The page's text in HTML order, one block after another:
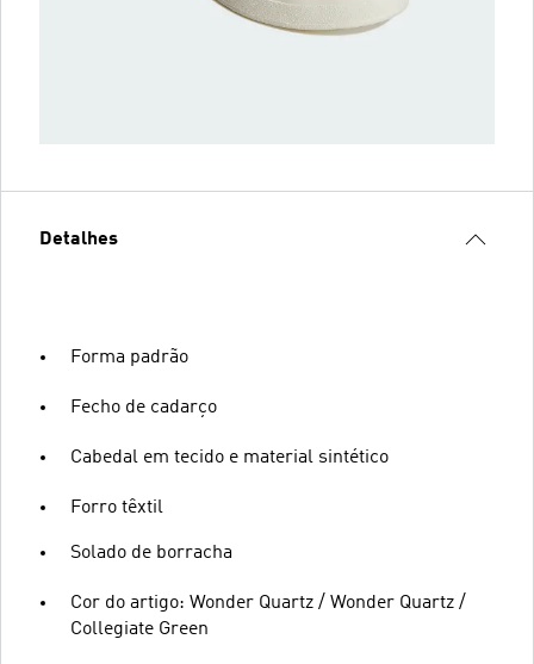
Detalhes
Forma padrão
Fecho de cadarço
Cabedal em tecido e material sintético
Forro têxtil
Solado de borracha
Cor do artigo: Wonder Quartz / Wonder Quartz /
Collegiate Green